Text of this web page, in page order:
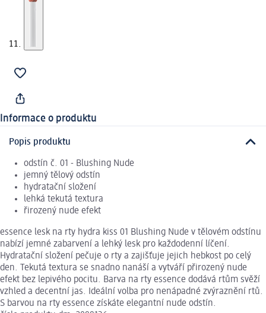
Informace o produktu
Popis produktu
odstín č. 01 - Blushing Nude
jemný tělový odstín
hydratační složení
lehká tekutá textura
řirozený nude efekt
essence lesk na rty hydra kiss 01 Blushing Nude v tělovém odstínu
nabízí jemné zabarvení a lehký lesk pro každodenní líčení.
Hydratační složení pečuje o rty a zajišťuje jejich hebkost po celý
den. Tekutá textura se snadno nanáší a vytváří přirozený nude
efekt bez lepivého pocitu. Barva na rty essence dodává rtům svěží
vzhled a decentní jas. Ideální volba pro nenápadné zvýraznění rtů.
S barvou na rty essence získáte elegantní nude odstín.